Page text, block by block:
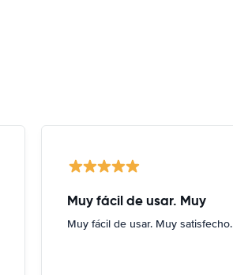
Muy fácil de usar. Muy
Muy fácil de usar. Muy satisfecho.